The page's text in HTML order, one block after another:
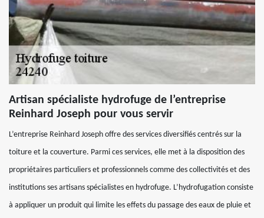
Artisan spécialiste hydrofuge de l’entreprise
Reinhard Joseph pour vous servir
L’entreprise Reinhard Joseph offre des services diversifiés centrés sur la
toiture et la couverture. Parmi ces services, elle met à la disposition des
propriétaires particuliers et professionnels comme des collectivités et des
institutions ses artisans spécialistes en hydrofuge. L’hydrofugation consiste
à appliquer un produit qui limite les effets du passage des eaux de pluie et